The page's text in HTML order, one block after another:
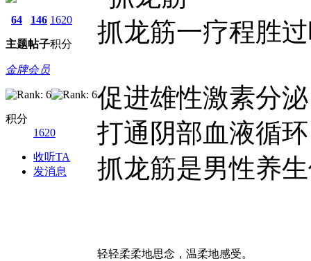
64
主题
146
帖子
1620
积分
金牌会员
积分
1620
收听TA
发消息
抓龙筋一疗程胜
促进雄性激素分
打通阴部血液循
抓龙筋是男性养
轻轻柔柔地思念，温柔地感受。